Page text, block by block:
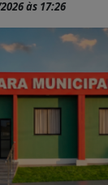
às 17:26